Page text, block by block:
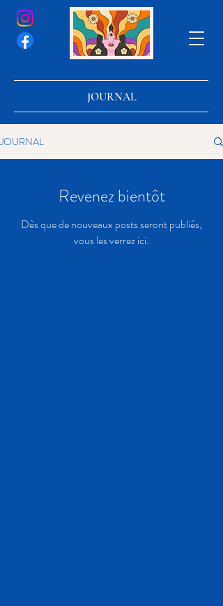
JOURNAL
JOURNAL
Revenez bientôt
Dès que de nouveaux posts seront publiés,
vous les verrez ici.